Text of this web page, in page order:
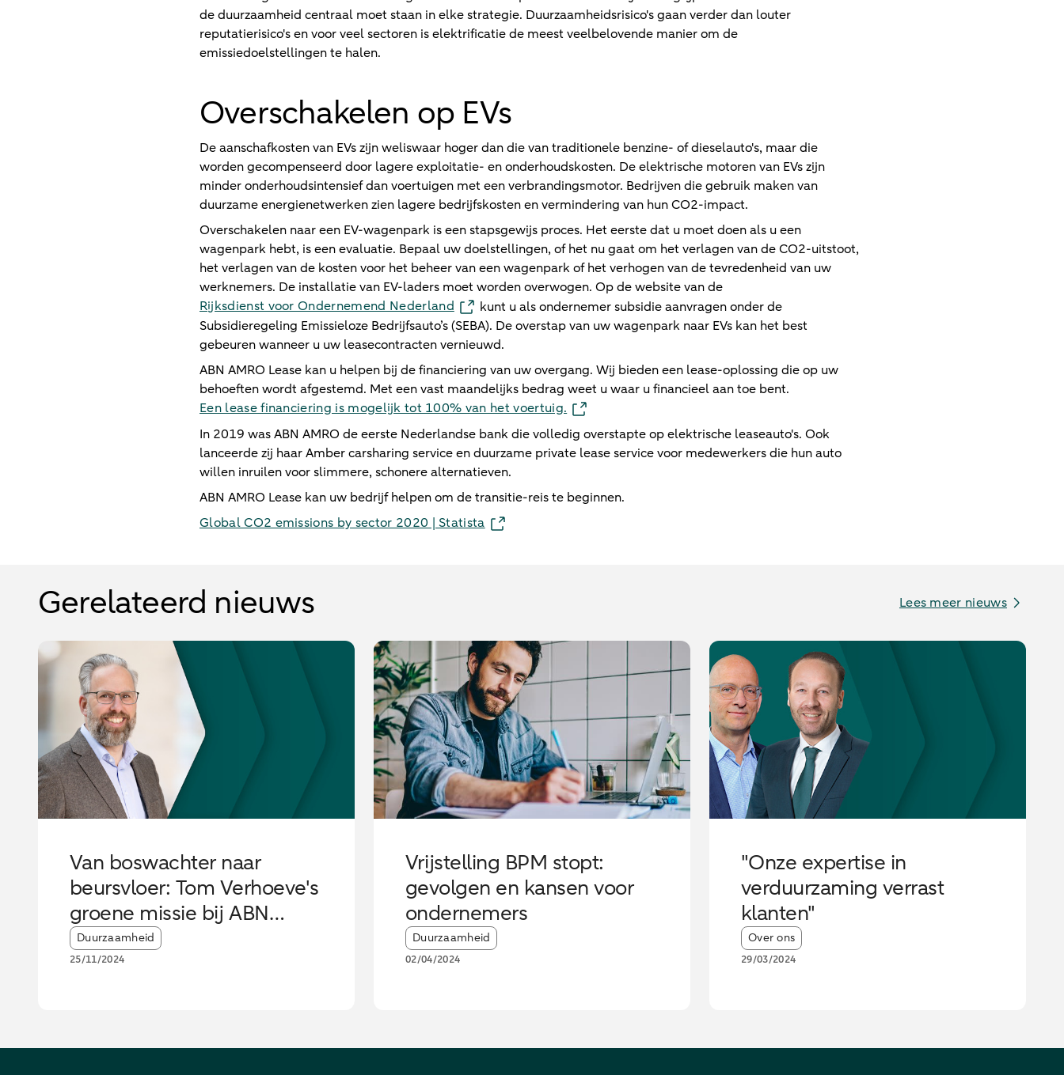
de duurzaamheid centraal moet staan in elke strategie. Duurzaamheidsrisico's gaan verder dan louter
reputatierisico's en voor veel sectoren is elektrificatie de meest veelbelovende manier om de
emissiedoelstellingen te halen.
Overschakelen op EVs
De aanschafkosten van EVs zijn weliswaar hoger dan die van traditionele benzine- of dieselauto's, maar die
worden gecompenseerd door lagere exploitatie- en onderhoudskosten. De elektrische motoren van EVs zijn
minder onderhoudsintensief dan voertuigen met een verbrandingsmotor. Bedrijven die gebruik maken van
duurzame energienetwerken zien lagere bedrijfskosten en vermindering van hun CO2-impact.
Overschakelen naar een EV-wagenpark is een stapsgewijs proces. Het eerste dat u moet doen als u een
wagenpark hebt, is een evaluatie. Bepaal uw doelstellingen, of het nu gaat om het verlagen van de CO2-uitstoot,
het verlagen van de kosten voor het beheer van een wagenpark of het verhogen van de tevredenheid van uw
werknemers. De installatie van EV-laders moet worden overwogen. Op de website van de
Rijksdienst voor Ondernemend Nederland
kunt u als ondernemer subsidie aanvragen onder de
Subsidieregeling Emissieloze Bedrijfsauto’s (SEBA). De overstap van uw wagenpark naar EVs kan het best
gebeuren wanneer u uw leasecontracten vernieuwd.
ABN AMRO Lease kan u helpen bij de financiering van uw overgang. Wij bieden een lease-oplossing die op uw
behoeften wordt afgestemd. Met een vast maandelijks bedrag weet u waar u financieel aan toe bent.
Een lease financiering is mogelijk tot 100% van het voertuig.
In 2019 was ABN AMRO de eerste Nederlandse bank die volledig overstapte op elektrische leaseauto's. Ook
lanceerde zij haar Amber carsharing service en duurzame private lease service voor medewerkers die hun auto
willen inruilen voor slimmere, schonere alternatieven.
ABN AMRO Lease kan uw bedrijf helpen om de transitie-reis te beginnen.
Global CO2 emissions by sector 2020 | Statista
Gerelateerd nieuws Lees meer nieuws
Van boswachter naar
beursvloer: Tom Verhoeve's
groene missie bij ABN
AMRO ABF
Article tags:
Duurzaamheid
25/11/2024
Vrijstelling BPM stopt:
gevolgen en kansen voor
ondernemers
Article tags:
Duurzaamheid
02/04/2024
"Onze expertise in
verduurzaming verrast
klanten"
Article tags:
Over ons
29/03/2024